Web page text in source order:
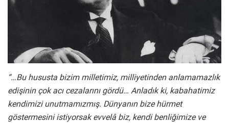
“…Bu hususta bizim milletimiz, milliyetinden anlamamazlık
edişinin çok acı cezalarını gördü… Anladık ki, kabahatimiz
kendimizi unutmamızmış. Dünyanın bize hürmet
göstermesini istiyorsak evvelâ biz, kendi benliğimize ve